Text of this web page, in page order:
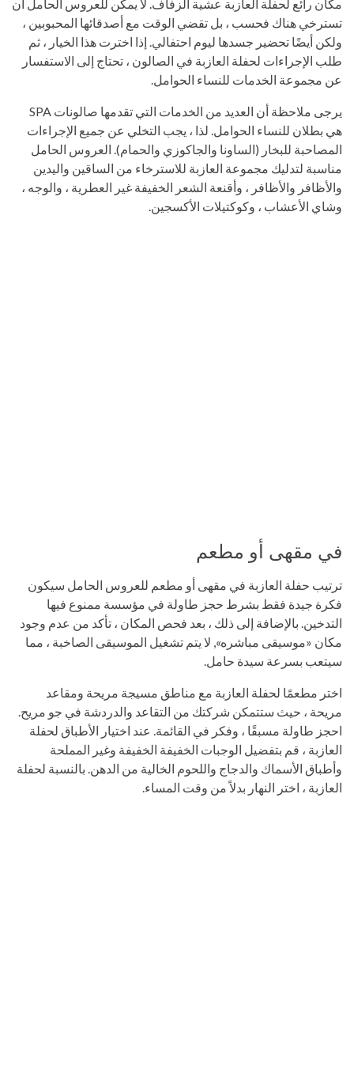
مكان رائع لحفلة العازبة عشية الزفاف. لا يمكن للعروس الحامل أن
تسترخي هناك فحسب ، بل تقضي الوقت مع أصدقائها المحبوبين ،
ولكن أيضًا تحضير جسدها ليوم احتفالي. إذا اخترت هذا الخيار ، ثم
طلب الإجراءات لحفلة العازبة في الصالون ، تحتاج إلى الاستفسار
عن مجموعة الخدمات للنساء الحوامل.
يرجى ملاحظة أن العديد من الخدمات التي تقدمها صالونات SPA
هي بطلان للنساء الحوامل. لذا ، يجب التخلي عن جميع الإجراءات
المصاحبة للبخار (الساونا والجاكوزي والحمام). العروس الحامل
مناسبة لتدليك مجموعة العازبة للاسترخاء من الساقين واليدين
والأظافر والأظافر ، وأقنعة الشعر الخفيفة غير العطرية ، والوجه ،
وشاي الأعشاب ، وكوكتيلات الأكسجين.
في مقهى أو مطعم
ترتيب حفلة العازبة في مقهى أو مطعم للعروس الحامل سيكون
فكرة جيدة فقط بشرط حجز طاولة في مؤسسة ممنوع فيها
التدخين. بالإضافة إلى ذلك ، بعد فحص المكان ، تأكد من عدم وجود
مكان «موسيقى مباشره», لا يتم تشغيل الموسيقى الصاخبة ، مما
سيتعب بسرعة سيدة حامل.
اختر مطعمًا لحفلة العازبة مع مناطق مسيجة مريحة ومقاعد
مريحة ، حيث ستتمكن شركتك من التقاعد والدردشة في جو مريح.
احجز طاولة مسبقًا ، وفكر في القائمة. عند اختيار الأطباق لحفلة
العازبة ، قم بتفضيل الوجبات الخفيفة الخفيفة وغير المملحة
وأطباق الأسماك والدجاج واللحوم الخالية من الدهن. بالنسبة لحفلة
العازبة ، اختر النهار بدلاً من وقت المساء.